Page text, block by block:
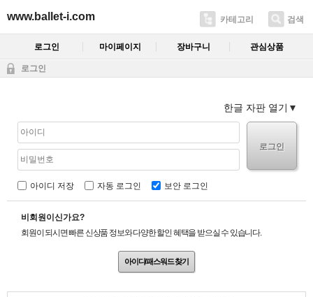
www.ballet-i.com 카테고리 검색
로그인 마이페이지 장바구니 관심상품
로그인
한글 자판 열기
로그인
아이디 저장 자동 로그인 보안 로그인
비회원이신가요?
회원이 되시면 빠른 신상품 정보와 다양한 할인 혜택을 받으실 수 있습니다.
아이디/패스워드 찾기